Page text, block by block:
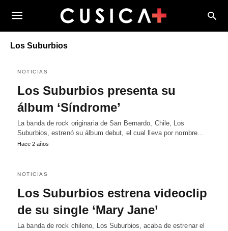
Los Suburbios
NOTICIAS
Los Suburbios presenta su
álbum ‘Síndrome’
La banda de rock originaria de San Bernardo, Chile, Los
Suburbios, estrenó su álbum debut, el cual lleva por nombre…
Hace 2 años
NOTICIAS
Los Suburbios estrena videoclip
de su single ‘Mary Jane’
La banda de rock chileno, Los Suburbios, acaba de estrenar el